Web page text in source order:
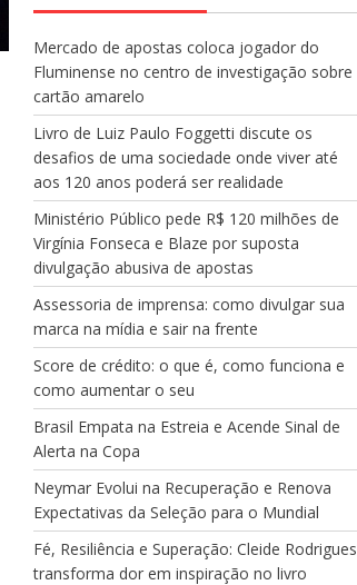
Mercado de apostas coloca jogador do
Fluminense no centro de investigação sobre
cartão amarelo
Livro de Luiz Paulo Foggetti discute os
desafios de uma sociedade onde viver até
aos 120 anos poderá ser realidade
Ministério Público pede R$ 120 milhões de
Virgínia Fonseca e Blaze por suposta
divulgação abusiva de apostas
Assessoria de imprensa: como divulgar sua
marca na mídia e sair na frente
Score de crédito: o que é, como funciona e
como aumentar o seu
Brasil Empata na Estreia e Acende Sinal de
Alerta na Copa
Neymar Evolui na Recuperação e Renova
Expectativas da Seleção para o Mundial
Fé, Resiliência e Superação: Cleide Rodrigues
transforma dor em inspiração no livro